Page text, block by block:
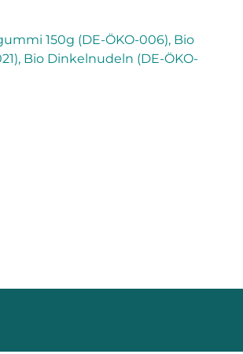
150g (DE-ÖKO-006), Bio
Bio Dinkelnudeln (DE-ÖKO-